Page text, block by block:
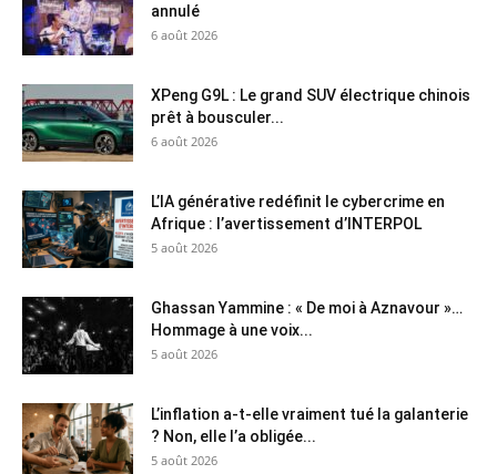
annulé
6 août 2026
XPeng G9L : Le grand SUV électrique chinois
prêt à bousculer...
6 août 2026
L’IA générative redéfinit le cybercrime en
Afrique : l’avertissement d’INTERPOL
5 août 2026
Ghassan Yammine : « De moi à Aznavour »…
Hommage à une voix...
5 août 2026
L’inflation a-t-elle vraiment tué la galanterie
? Non, elle l’a obligée...
5 août 2026